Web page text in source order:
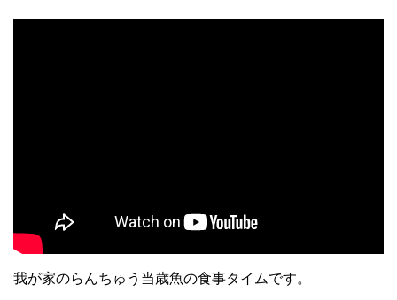
我が家のらんちゅう当歳魚の食事タイムです。